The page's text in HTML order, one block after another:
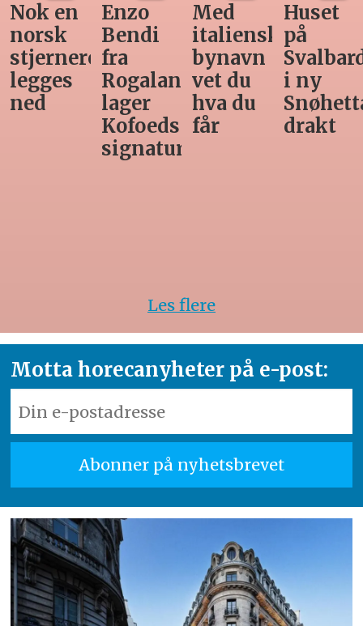
Nok en
norsk
stjernerestaurant
legges
ned
Enzo
Bendi
fra
Rogaland
lager
Kofoeds
signaturrett
Med
italiensk
bynavn
vet du
hva du
får
Huset
på
i ny
drakt
Les flere
Motta horecanyheter på e-post: